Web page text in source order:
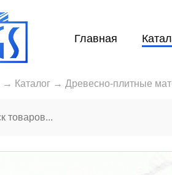
Главная
→ Каталог → Древесно-плитные